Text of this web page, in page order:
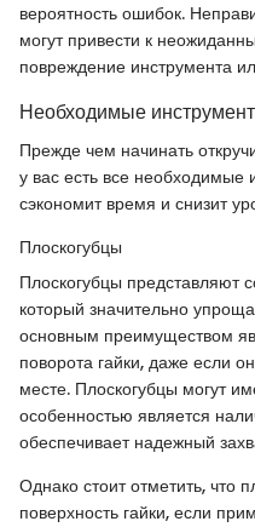
вероятность ошибок.
могут привести к
повреждение инструмента
Необходимые
Прежде чем начинать
у вас есть все необходимые
сэкономит время и снизит
Плоскогубцы
Плоскогубцы представляют
который значительно
основным преимуществом
поворота гайки, даже если
месте. Плоскогубцы могут
особенностью является
обеспечивает надежный
Однако стоит отметить, что
поверхность гайки, если